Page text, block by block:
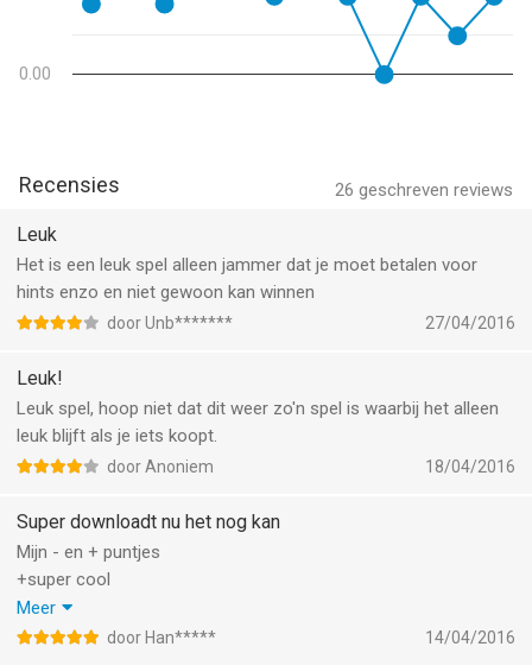
0.00
26 geschreven reviews
Recensies
Leuk
Het is een leuk spel alleen jammer dat je moet betalen voor
hints enzo en niet gewoon kan winnen
door Unb******* 27/04/2016
Leuk!
Leuk spel, hoop niet dat dit weer zo'n spel is waarbij het alleen
leuk blijft als je iets koopt.
door Anoniem 18/04/2016
Super downloadt nu het nog kan
Mijn - en + puntjes
+super cool
+super leuk
-je moet bijna alles kopen zoals superkrachten en helbijtjes
Meer
door Han***** 14/04/2016